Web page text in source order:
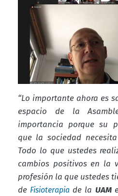
“Lo importante ahora es
espacio de la
importancia porque su
que la sociedad
Todo lo que ustedes
cambios positivos en la
profesión la que ustedes
de Fisioterapia de la UAM